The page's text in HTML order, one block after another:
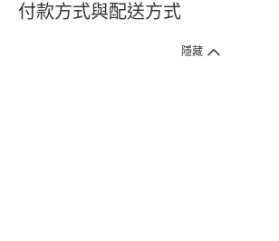
付款方式與配送方式
隱藏